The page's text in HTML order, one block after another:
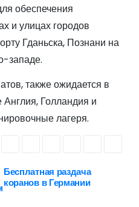
обеспечения
и улицах городов
Гданьска, Познани на
западе.
также ожидается в
Голландия и
лагеря.
Бесплатная раздача
коранов в Германии